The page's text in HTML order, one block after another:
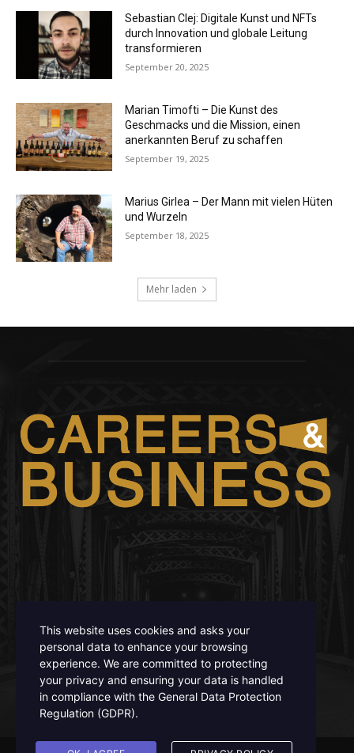
Sebastian Clej: Digitale Kunst und NFTs
durch Innovation und globale Leitung
transformieren
September 20, 2025
Marian Timofti – Die Kunst des
Geschmacks und die Mission, einen
anerkannten Beruf zu schaffen
September 19, 2025
Marius Girlea – Der Mann mit vielen Hüten
und Wurzeln
September 18, 2025
Mehr laden
ISSN 3008 - 6671 / ISSN - L 3008 - 6671
This website uses cookies and asks your
personal data to enhance your browsing
experience. We are committed to protecting
your privacy and ensuring your data is handled
in compliance with the General Data Protection
Regulation (GDPR).